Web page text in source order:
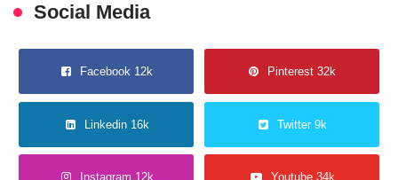
Social Media
Facebook 12k Pinterest 32k
Linkedin 16k Twitter 9k
Instagram 12k Youtube 34k